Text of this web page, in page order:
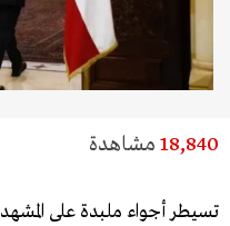
18,840 مشاهدة
تسيطر أجواء ملبدة على المشهد